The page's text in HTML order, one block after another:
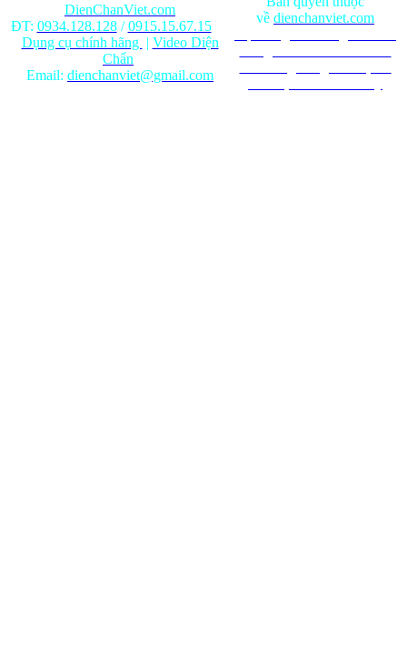
DienChanViet.com
ĐT: 0934.128.128/0915.15.67.15
Dụng cụ chính hãng | Video Diện
Chẩn
Email: dienchanviet@gmail.com
về dienchanviet.com